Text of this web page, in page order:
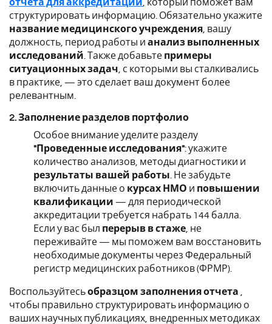
отчета для аккредитации
, который поможет вам
структурировать информацию. Обязательно укажите
название медицинского учреждения , вашу
должность, период работы и анализ выполненных
исследований . Также добавьте примеры
ситуационных задач , с которыми вы сталкивались
в практике, — это сделает ваш документ более
релевантным.
2. Заполнение разделов портфолио
Особое внимание уделите разделу
"Проведенные исследования": укажите
количество анализов, методы диагностики и
результаты вашей работы . Не забудьте
включить данные о курсах НМО и повышении
квалификации — для периодической
аккредитации требуется набрать 144 балла.
Если у вас был перерыв в стаже , не
переживайте — мы поможем вам восстановить
необходимые документы через Федеральный
регистр медицинских работников (ФРМР).
Воспользуйтесьобразцом заполнения отчета
чтобы правильно структурировать информацию о
ваших научных публикациях, внедренных методиках